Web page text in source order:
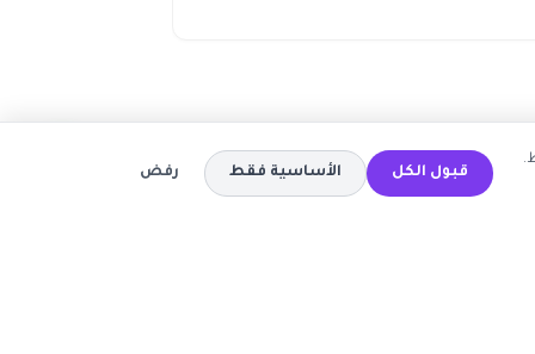
قبول الكل الأساسية فقط رفض